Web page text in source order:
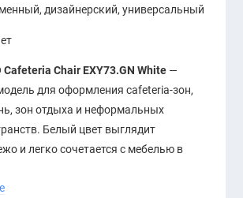
дизайнерский, универсальный
Cafeteria Chair EXY73.GN White —
для оформления cafeteria-зон,
зон отдыха и неформальных
Белый цвет выглядит
и легко сочетается с мебелью в